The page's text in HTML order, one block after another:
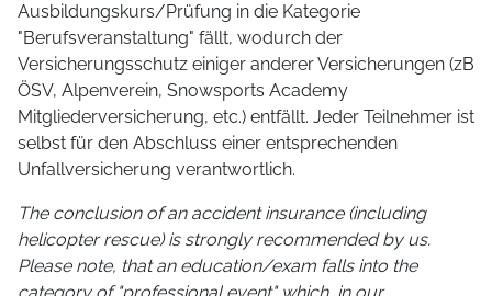
Ausbildungskurs/Prüfung in die Kategorie
"Berufsveranstaltung" fällt, wodurch der
Versicherungsschutz einiger anderer Versicherungen (zB
ÖSV, Alpenverein, Snowsports Academy
Mitgliederversicherung, etc.) entfällt. Jeder Teilnehmer ist
selbst für den Abschluss einer entsprechenden
Unfallversicherung verantwortlich.
The conclusion of an accident insurance (including
helicopter rescue) is strongly recommended by us.
Please note, that an education/exam falls into the